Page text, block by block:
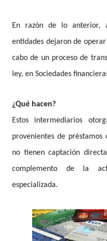
En razón de lo anterior,
entidades dejaron de
cabo de un proceso de
ley, en Sociedades
¿Qué hacen?
Estos intermediarios
provenientes de
no tienen captación
complemento de la
especializada.